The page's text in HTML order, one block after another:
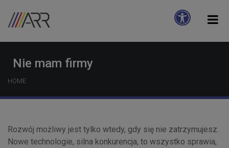
Nie mam firmy
HOME
Rozwój możliwy jest tylko wtedy, gdy się nie zatrzymujesz.
Nowe technologie, silna konkurencja, to wszystko sprawia,